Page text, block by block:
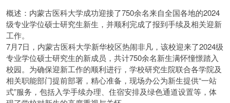
概述：内蒙古医科大学成功迎接了750余名来自全国各地的2024
级专业学位硕士研究生新生，并顺利完成了报到手续及相关迎新
工作。
7月7日，内蒙古医科大学新华校区热闹非凡，该校迎来了2024级
专业学位硕士研究生的新成员，共计750余名新生满怀憧憬踏入
校园。为确保迎新工作的顺利进行，学校研究生院联合各学院及
相关职能部门提前部署，精心准备，现场办公为新生提供“一站
式”服务，包括入学手续办理、住宿安排及绿色通道设置等，体